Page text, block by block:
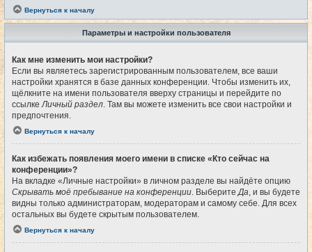
Вернуться к началу
Параметры и настройки пользователя
Как мне изменить мои настройки?
Если вы являетесь зарегистрированным пользователем, все ваши
настройки хранятся в базе данных конференции. Чтобы изменить их,
щёлкните на имени пользователя вверху страницы и перейдите по
ссылкеЛичный раздел. Там вы можете изменить все свои настройки и
предпочтения.
Вернуться к началу
Как избежать появления моего имени в списке «Кто сейчас на
конференции»?
На вкладке «Личные настройки» в личном разделе вы найдёте опцию
Скрывать моё пребывание на конференции. ВыберитеДа, и вы будете
видны только администраторам, модераторам и самому себе. Для всех
остальных вы будете скрытым пользователем.
Вернуться к началу